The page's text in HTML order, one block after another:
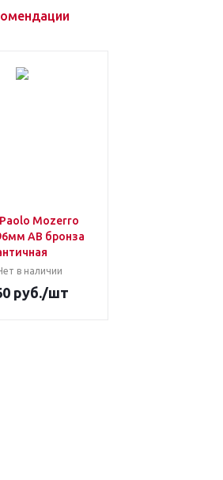
Mozerro
AB бронза
в наличии
руб./шт